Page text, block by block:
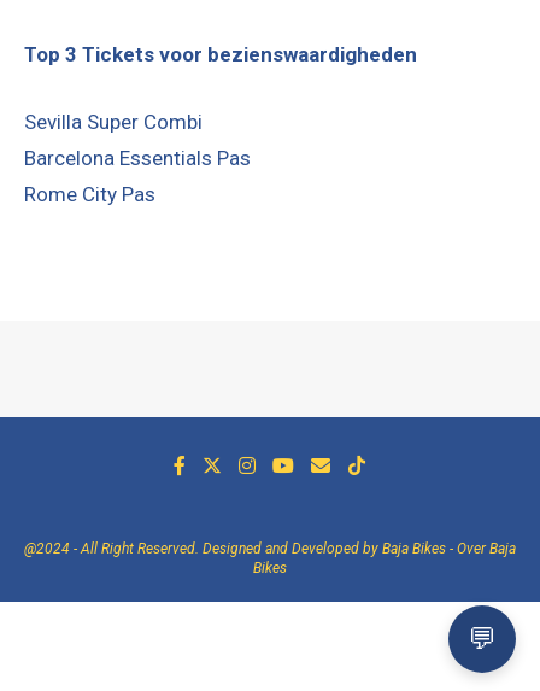
Top 3 Tickets voor bezienswaardigheden
Sevilla Super Combi
Barcelona Essentials Pas
Rome City Pas
@2024 - All Right Reserved. Designed and Developed by Baja Bikes - Over Baja
Bikes